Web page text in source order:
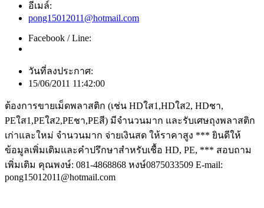
อีเมล์:
pong15012011@hotmail.com
Facebook / Line:
วันที่ลงประกาศ:
15/06/2011 11:42:00
ต้องการขายเม็ดพลาสติก (เช่น HDใส1,HDใส2, HDชา,
PEใส1,PEใส2,PEชา,PEสี) มีจำนวนมาก และรับเศษถุงพลาสติก
เก่าและใหม่ จำนวนมาก จ่ายเงินสด ให้ราคาสูง *** ยินดีให้
ข้อมูลเพิ่มเติมและคำปรึกษาสำหรับเชื้อ HD, PE, *** สอบถาม
เพิ่มเติม คุณพงษ์: 081-4868868 หงษ์0875033509 E-mail:
pong15012011@hotmail.com